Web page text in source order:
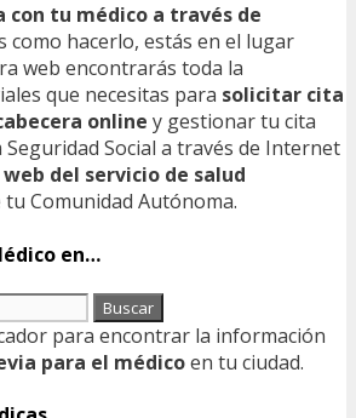
con tu médico a través de
como hacerlo, estás en el lugar
web encontrarás toda la
que necesitas para solicitar cita
online y gestionar tu cita
Seguridad Social a través de Internet
del servicio de salud
Comunidad Autónoma.
en…
para encontrar la información
para el médicoen tu ciudad.